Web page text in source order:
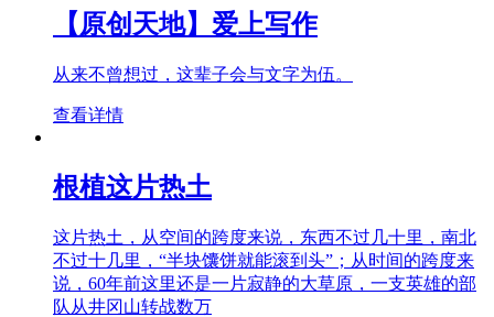
【原创天地】爱上写作
从来不曾想过，这辈子会与文字为伍。
查看详情
根植这片热土
这片热土，从空间的跨度来说，东西不过几十里，南北
不过十几里，“半块馕饼就能滚到头”；从时间的跨度来
说，60年前这里还是一片寂静的大草原，一支英雄的部
队从井冈山转战数万